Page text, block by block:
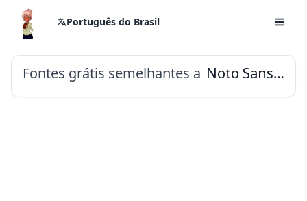
Português do Brasil
Fontes grátis semelhantes a Noto Sans Javanese